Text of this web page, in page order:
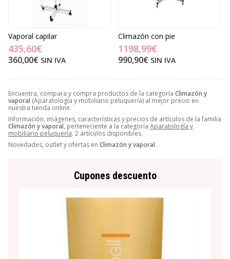
Encuentra, compara y compra productos de la categoría Climazón y
vaporal (Aparatología y mobiliario peluquería) al mejor precio en
nuestra tienda online.
Información, imágenes, características y precios de artículos de la familia
Climazón y vaporal, perteneciente a la categoría Aparatología y
mobiliario peluquería. 2 artículos disponibles.
Novedades, outlet y ofertas en Climazón y vaporal.
Vaporal capilar
435,60€
360,00€ SIN IVA
Climazón con pie
1198,99€
990,90€ SIN IVA
Cupones descuento